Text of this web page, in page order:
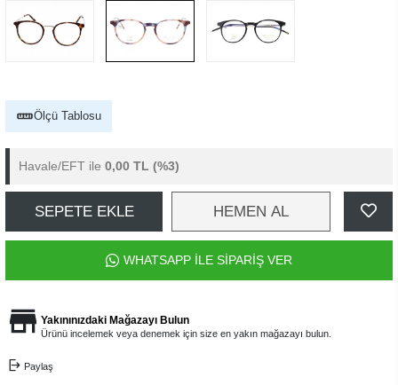
Ölçü Tablosu
Havale/EFT ile 0,00 TL (%3)
SEPETE EKLE HEMEN AL
WHATSAPP İLE SİPARİŞ VER
Yakınınızdaki Mağazayı Bulun
Ürünü incelemek veya denemek için size en yakın mağazayı bulun.
Paylaş